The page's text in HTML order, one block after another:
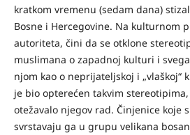
kratkom vremenu (sedam dana)
Bosne i Hercegovine. Na kulturnom
autoriteta, čini da se otklone
muslimana o zapadnoj kulturi i
njom kao o neprijateljskoj i „vlaškoj“
je bio opterećen takvim
otežavalo njegov rad. Činjenice koje
svrstavaju ga u grupu velikana